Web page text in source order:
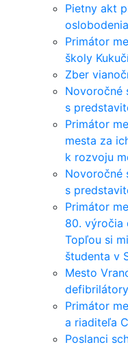
Pietny akt
Primátor
školy
Zber
Novoročné
s
Primátor
mesta za
k rozvoju
Novoročné
s
Primátor
80. výročia
Topľou si
študenta v
Mesto
defibrilátory
Primátor
a riaditeľa
Poslanci